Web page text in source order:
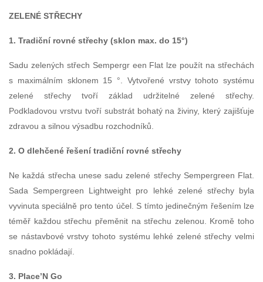
ZELENÉ STŘECHY
1. Tradiční rovné střechy (sklon max. do 15°)
Sadu zelených střech Sempergr een Flat lze použít na střechách
s maximálním sklonem 15 °. Vytvořené vrstvy tohoto systému
zelené střechy tvoří základ udržitelné zelené střechy.
Podkladovou vrstvu tvoří substrát bohatý na živiny, který zajišťuje
zdravou a silnou výsadbu rozchodníků.
2. O dlehčené řešení tradiční rovné střechy
Ne každá střecha unese sadu zelené střechy Sempergreen Flat.
Sada Sempergreen Lightweight pro lehké zelené střechy byla
vyvinuta speciálně pro tento účel. S tímto jedinečným řešením lze
téměř každou střechu přeměnit na střechu zelenou. Kromě toho
se nástavbové vrstvy tohoto systému lehké zelené střechy velmi
snadno pokládají.
3. Place’N Go